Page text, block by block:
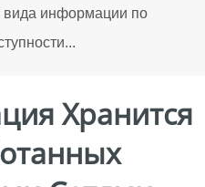
вида информации по
Хранится